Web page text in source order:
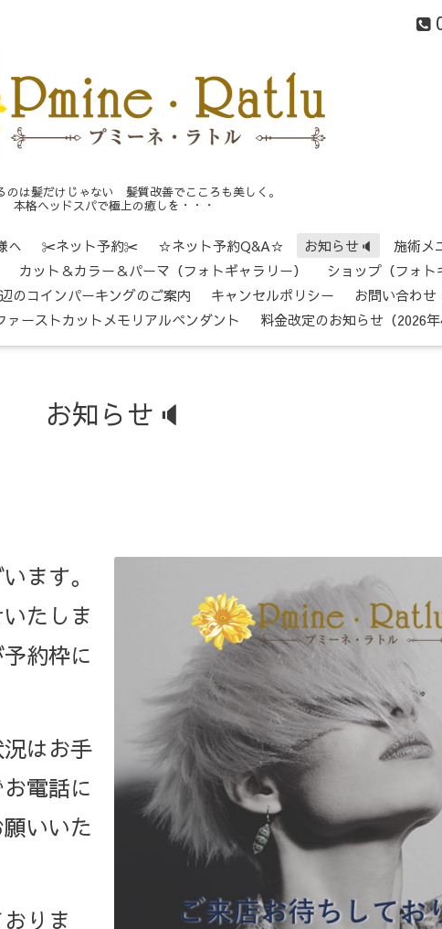
のは髪だけじゃない 髪質改善でこころも美しく。
本格ヘッドスパで極上の癒しを・・・
へ ✂ネット予約✂ ☆ネット予約Q&A☆ お知らせ🔈
施術メ
カット＆カラー＆パーマ（フォトギャラリー）
ショップ（フォト
のコインパーキングのご案内 キャンセルポリシー
お問い合わせ
ァーストカットメモリアルペンダント 料金改定のお知らせ（2026年
お知らせ🔈
ます。
たしま
約枠に
はお手
電話に
いいた
りま